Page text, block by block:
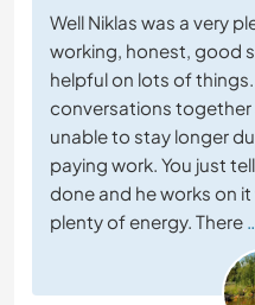
Well Niklas was a very
working, honest, good
helpful on lots of
conversations together
unable to stay longer
paying work. You just
done and he works on
plenty of energy. There